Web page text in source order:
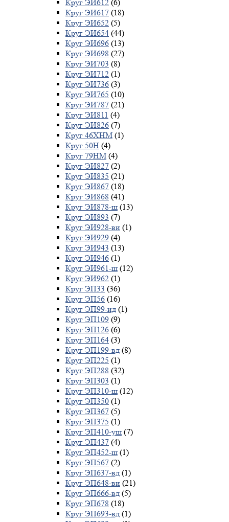
Круг ЭИ612 (6)
Круг ЭИ617 (18)
Круг ЭИ652 (5)
Круг ЭИ654 (44)
Круг ЭИ696 (13)
Круг ЭИ698 (27)
Круг ЭИ703 (8)
Круг ЭИ712 (1)
Круг ЭИ736 (3)
Круг ЭИ765 (10)
Круг ЭИ787 (21)
Круг ЭИ811 (4)
Круг ЭИ826 (7)
Круг 46ХНМ (1)
Круг 50Н (4)
Круг 79НМ (4)
Круг ЭИ827 (2)
Круг ЭИ835 (21)
Круг ЭИ867 (18)
Круг ЭИ868 (41)
Круг ЭИ878-ш (13)
Круг ЭИ893 (7)
Круг ЭИ928-ви (1)
Круг ЭИ929 (4)
Круг ЭИ943 (13)
Круг ЭИ946 (1)
Круг ЭИ961-ш (12)
Круг ЭИ962 (1)
Круг ЭП33 (36)
Круг ЭП56 (16)
Круг ЭП99-ид (1)
Круг ЭП109 (9)
Круг ЭП126 (6)
Круг ЭП164 (3)
Круг ЭП199-вд (8)
Круг ЭП225 (1)
Круг ЭП288 (32)
Круг ЭП303 (1)
Круг ЭП310-ш (12)
Круг ЭП350 (1)
Круг ЭП367 (5)
Круг ЭП375 (1)
Круг ЭП410-уш (7)
Круг ЭП437 (4)
Круг ЭП452-ш (1)
Круг ЭП567 (2)
Круг ЭП637-вд (1)
Круг ЭП648-ви (21)
Круг ЭП666-вд (5)
Круг ЭП678 (18)
Круг ЭП693-вд (1)